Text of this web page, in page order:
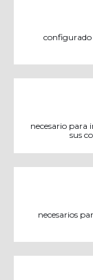
configurado
necesario para
sus
necesarios